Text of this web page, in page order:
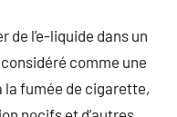
de l’e-liquide dans un
comme une
la fumée de cigarette,